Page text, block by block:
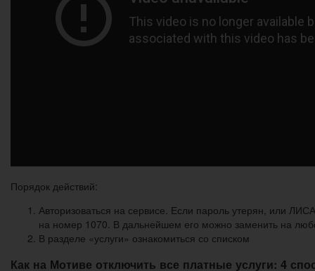
Порядок действий:
Авторизоваться на сервисе. Если пароль утерян, или
на номер 1070. В дальнейшем его можно заменить на
В разделе «услуги» ознакомиться со списком
Как на Мотиве отключить все платные услуги: 4